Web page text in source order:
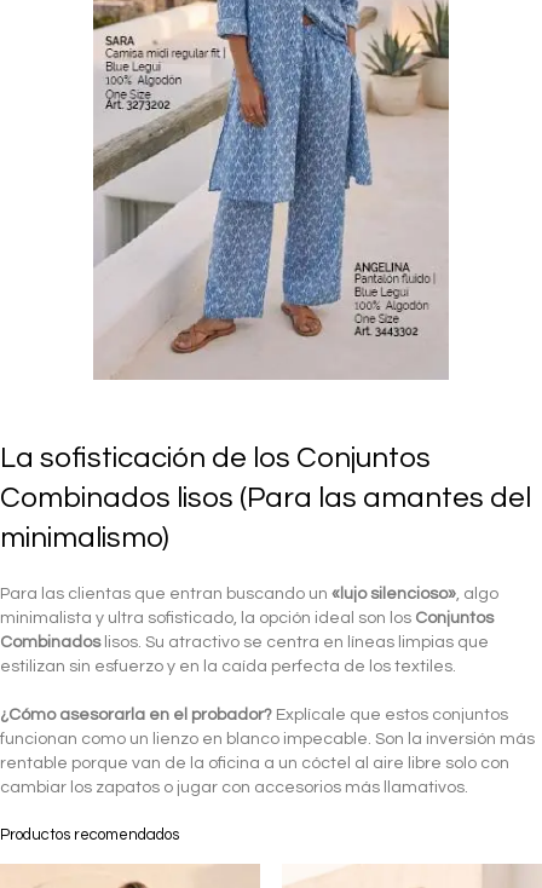
La sofisticación de los Conjuntos
Combinados lisos (Para las amantes del
minimalismo)
Para las clientas que entran buscando un «lujo silencioso», algo
minimalista y ultra sofisticado, la opción ideal son los Conjuntos
Combinadoslisos. Su atractivo se centra en líneas limpias que
estilizan sin esfuerzo y en la caída perfecta de los textiles.
¿Cómo asesorarla en el probador? Explícale que estos conjuntos
funcionan como un lienzo en blanco impecable. Son la inversión más
rentable porque van de la oficina a un cóctel al aire libre solo con
cambiar los zapatos o jugar con accesorios más llamativos.
Productos recomendados